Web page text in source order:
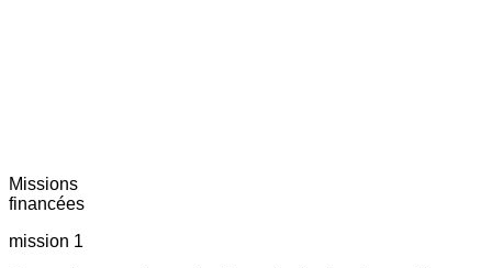
Missions
financées
mission 1